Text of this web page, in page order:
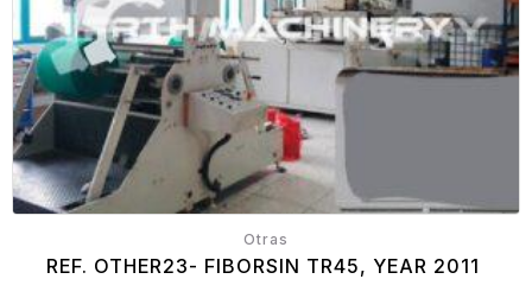
Otras
REF. OTHER23- FIBORSIN TR45, YEAR 2011